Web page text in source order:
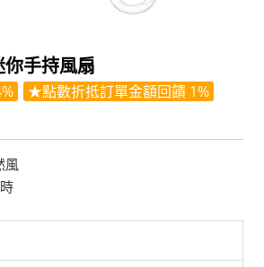
你手持風扇
★點數折抵訂單金額回饋 1%
風